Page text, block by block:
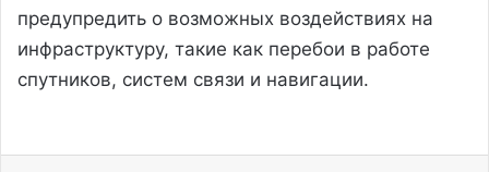
предупредить о возможных воздействиях на
инфраструктуру, такие как перебои в работе
спутников, систем связи и навигации​.